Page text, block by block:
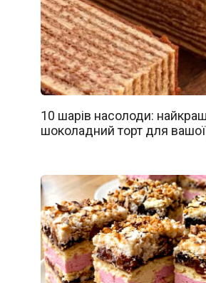
10 шарів насолоди:
шоколадний торт для